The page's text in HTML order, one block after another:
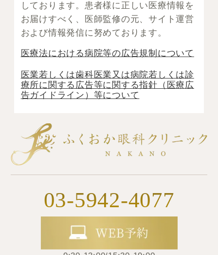
しております。患者様に正しい医療情報を
お届けすべく、医師監修の元、サイト運営
および情報発信に努めております。
医療法における病院等の広告規制について
医業若しくは⻭科医業⼜は病院若しくは診
療所に関する広告等に関する指針（医療広
告ガイドライン）等について
03-5942-4077